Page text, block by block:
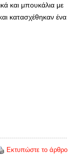
και μπουκάλια με
κατασχέθηκαν ένα
Εκτυπώστε το άρθρο